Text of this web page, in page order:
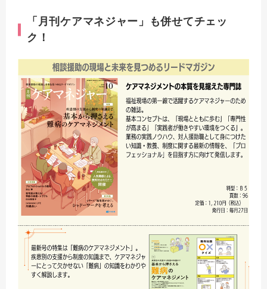
「月刊ケアマネジャー」も併せてチェッ
ク！